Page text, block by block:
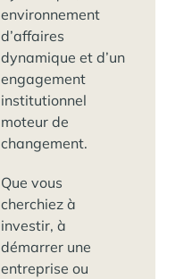
environnement
d’affaires
dynamique et d’un
engagement
institutionnel
moteur de
changement.
Que vous
cherchiez à
investir, à
démarrer une
entreprise ou